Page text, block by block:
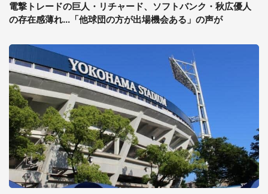
電撃トレードの巨人・リチャード、ソフトバンク・秋広優人
の存在感薄れ...「他球団の方が出場機会ある」の声が